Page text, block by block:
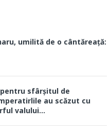
umilită de o cântăreață:
pentru sfârșitul de
au scăzut cu
valului...